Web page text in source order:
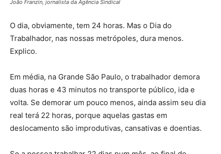
João Franzin, jornalista da Agência Sindical
O dia, obviamente, tem 24 horas. Mas o Dia do
Trabalhador, nas nossas metrópoles, dura menos.
Explico.
Em média, na Grande São Paulo, o trabalhador demora
duas horas e 43 minutos no transporte público, ida e
volta. Se demorar um pouco menos, ainda assim seu dia
real terá 22 horas, porque aquelas gastas em
deslocamento são improdutivas, cansativas e doentias.